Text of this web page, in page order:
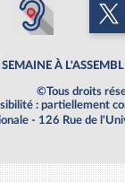
À
©Tous droits
: partiellement
- 126 Rue de